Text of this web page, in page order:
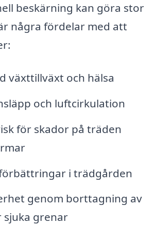
beskärning kan göra stor
några fördelar med att
växttillväxt och hälsa
och luftcirkulation
för skador på träden
i trädgården
genom borttagning av
sjuka grenar